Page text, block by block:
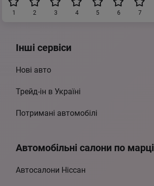
7
6
5
4
3
2
1
Інші сервіси
Нові авто
Трейд-ін в Україні
Потримані автомобілі
Автомобільні салони по марці
Автосалони Ніссан